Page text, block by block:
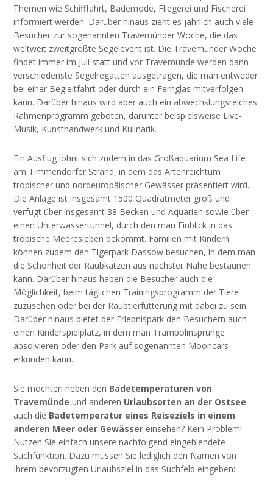
Themen wie Schifffahrt, Bademode, Fliegerei und Fischerei
informiert werden. Darüber hinaus zieht es jährlich auch viele
Besucher zur sogenannten Travemünder Woche, die das
weltweit zweitgrößte Segelevent ist. Die Travemünder Woche
findet immer im Juli statt und vor Travemünde werden dann
verschiedenste Segelregatten ausgetragen, die man entweder
bei einer Begleitfahrt oder durch ein Fernglas mitverfolgen
kann. Darüber hinaus wird aber auch ein abwechslungsreiches
Rahmenprogramm geboten, darunter beispielsweise Live-
Musik, Kunsthandwerk und Kulinarik.
Ein Ausflug lohnt sich zudem in das Großaquarium Sea Life
am Timmendorfer Strand, in dem das Artenreichtum
tropischer und nordeuropäischer Gewässer präsentiert wird.
Die Anlage ist insgesamt 1500 Quadratmeter groß und
verfügt über insgesamt 38 Becken und Aquarien sowie über
einen Unterwassertunnel, durch den man Einblick in das
tropische Meeresleben bekommt. Familien mit Kindern
können zudem den Tigerpark Dassow besuchen, in dem man
die Schönheit der Raubkatzen aus nächster Nähe bestaunen
kann. Darüber hinaus haben die Besucher auch die
Möglichkeit, beim täglichen Trainingsprogramm der Tiere
zuzusehen oder bei der Raubtierfütterung mit dabei zu sein.
Darüber hinaus bietet der Erlebnispark den Besuchern auch
einen Kinderspielplatz, in dem man Trampolinsprünge
absolvieren oder den Park auf sogenannten Mooncars
erkunden kann.
Sie möchten neben den Badetemperaturen von
Travemünde und anderen Urlaubsorten an der Ostsee
auch die Badetemperatur eines Reiseziels in einem
anderen Meer oder Gewässer einsehen? Kein Problem!
Nutzen Sie einfach unsere nachfolgend eingeblendete
Suchfunktion. Dazu müssen Sie lediglich den Namen von
Ihrem bevorzugten Urlaubsziel in das Suchfeld eingeben: